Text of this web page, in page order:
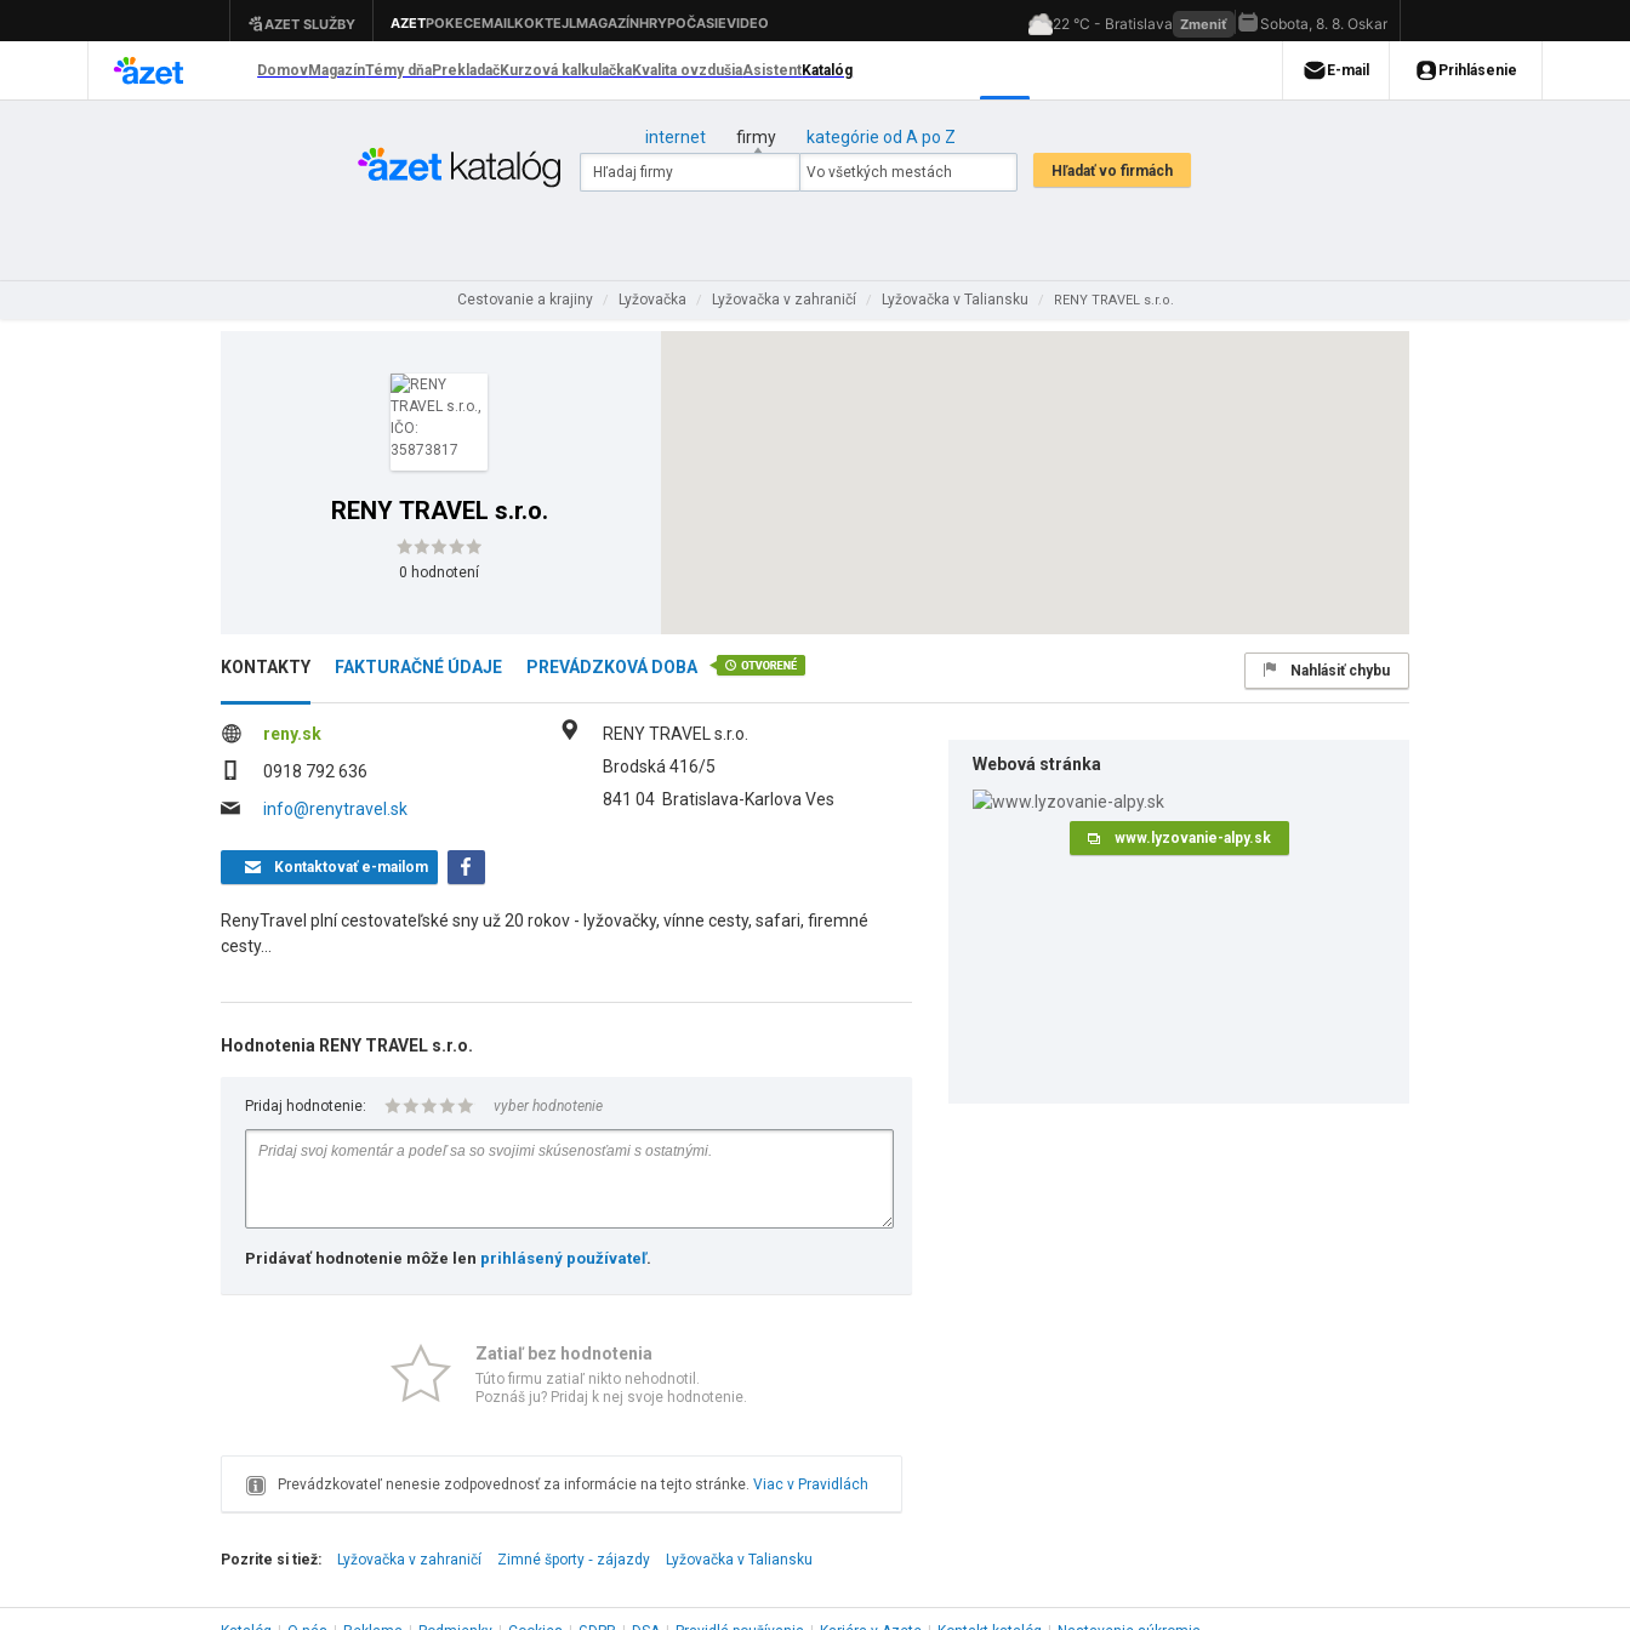
internet firmy kategórie od A po Z
Cestovanie a krajiny / Lyžovačka / Lyžovačka v zahraničí / Lyžovačka v Taliansku / RENY TRAVEL s.r.o.
RENY TRAVEL s.r.o.
0 hodnotení
KONTAKTY FAKTURAČNÉ ÚDAJE PREVÁDZKOVÁ DOBA Nahlásiť chybu
reny.sk
0918 792 636
info@renytravel.sk
RENY TRAVEL s.r.o.
Brodská 416/5
841 04 Bratislava-Karlova Ves
Kontaktovaťe-mailom
RenyTravel plní cestovateľské sny už 20 rokov - lyžovačky, vínne cesty, safari, firemné
cesty...
Hodnotenia RENY TRAVEL s.r.o.
Pridaj hodnotenie: vyber hodnotenie
Pridávať hodnotenie môže len prihlásený používateľ.
Zatiaľ bez hodnotenia
Túto firmu zatiaľ nikto nehodnotil.
Poznáš ju? Pridaj k nej svoje hodnotenie.
Prevádzkovateľ nenesie zodpovednosť za informácie na tejto stránke. Viac v Pravidlách
Webová stránka
www.lyzovanie-alpy.sk
Pozrite si tiež: Lyžovačka v zahraničí Zimné športy ‑ zájazdy Lyžovačka v Taliansku